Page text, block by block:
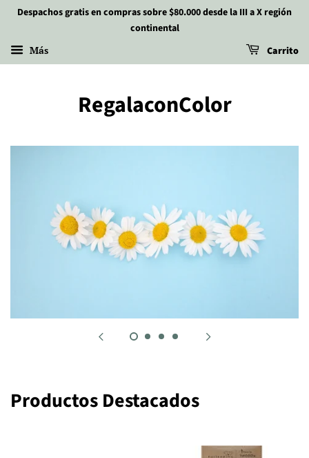
Despachos gratis en compras sobre $80.000 desde la III a X región
continental
Más Carrito
RegalaconColor
Productos Destacados